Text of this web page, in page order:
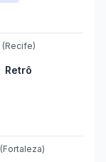
(Recife)
Retrô
(Fortaleza)